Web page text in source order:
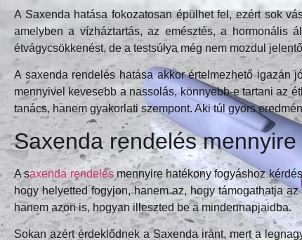
A Saxenda hatása fokozatosan épülhet fel, ezért sok
amelyben a vízháztartás, az emésztés, a hormonális
étvágycsökkenést, de a testsúlya még nem mozdul
A saxenda rendelés hatása akkor értelmezhető igazán
mennyivel kevesebb a nassolás, könnyebb-e tartani az
tanács, hanem gyakorlati szempont. Aki túl gyors
Saxenda rendelés
A saxenda rendelésmennyire hatékony fogyáshoz
hogy helyetted fogyjon, hanem az, hogy támogathatja
hanem azon is, hogyan illeszted be a mindennapjaidba.
Sokan azért érdeklődnek a Saxenda iránt, mert a